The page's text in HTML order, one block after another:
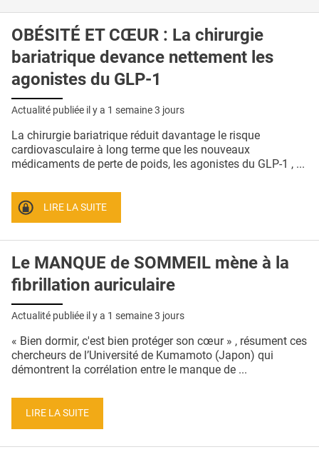
OBÉSITÉ ET CŒUR : La chirurgie
bariatrique devance nettement les
agonistes du GLP-1
Actualité publiée il y a 1 semaine 3 jours
La chirurgie bariatrique réduit davantage le risque
cardiovasculaire à long terme que les nouveaux
médicaments de perte de poids, les agonistes du GLP-1 , ...
LIRE LA SUITE
Le MANQUE de SOMMEIL mène à la
fibrillation auriculaire
Actualité publiée il y a 1 semaine 3 jours
« Bien dormir, c'est bien protéger son cœur » , résument ces
chercheurs de l’Université de Kumamoto (Japon) qui
démontrent la corrélation entre le manque de ...
LIRE LA SUITE